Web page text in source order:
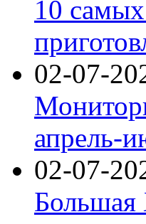
10
02-07-
апрель-
02-07-
Большая